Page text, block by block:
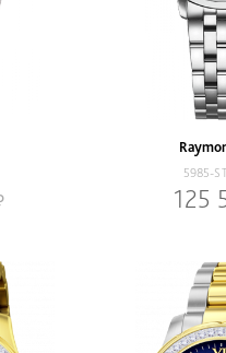
5985-
125